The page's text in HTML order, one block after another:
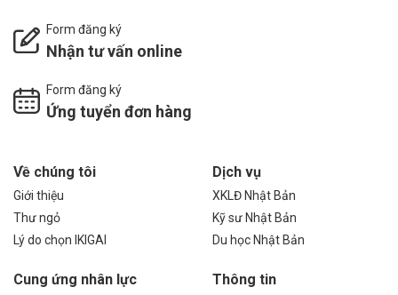
Form đăng ký
Nhận tư vấn online
Form đăng ký
Ứng tuyển đơn hàng
Về chúng tôi
Giới thiệu
Thư ngỏ
Lý do chọn IKIGAI
Dịch vụ
XKLĐ Nhật Bản
Kỹ sư Nhật Bản
Du học Nhật Bản
Cung ứng nhân lực Thông tin